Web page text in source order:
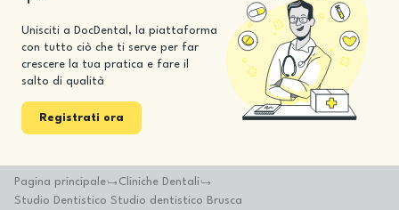
Unisciti a DocDental, la piattaforma
con tutto ciò che ti serve per far
crescere la tua pratica e fare il
salto di qualità
Registrati ora
Pagina principale
Cliniche Dentali
Studio Dentistico Studio dentistico Brusca